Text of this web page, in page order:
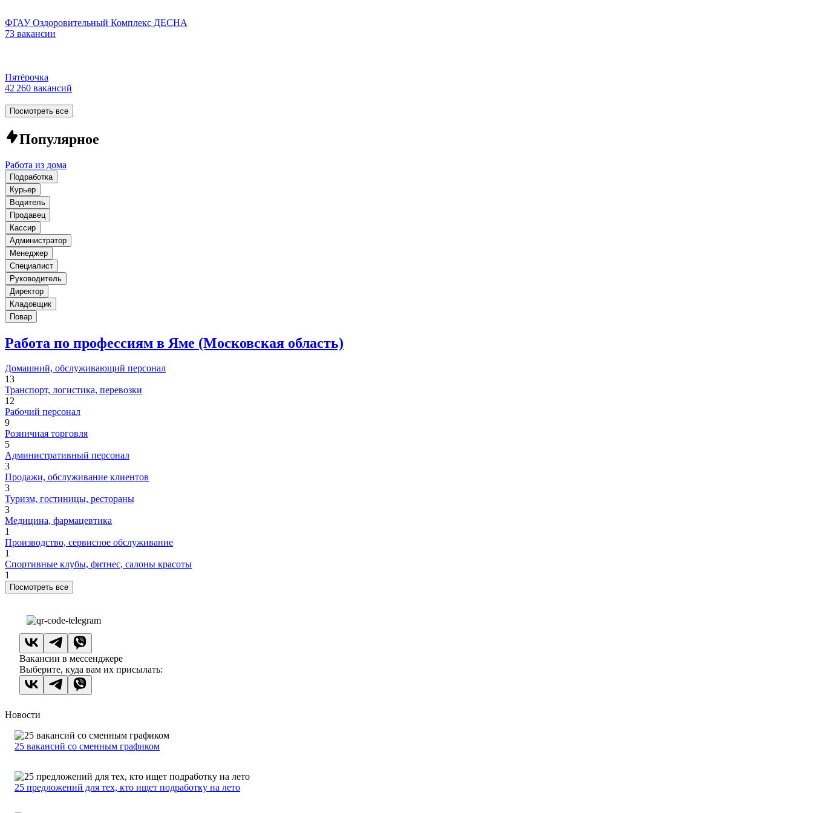
ФГАУ Оздоровительный Комплекс ДЕСНА
73 вакансии
Пятёрочка
42 260 вакансий
Посмотреть все
Популярное
Работа из дома
Подработка
Курьер
Водитель
Продавец
Кассир
Администратор
Менеджер
Специалист
Руководитель
Директор
Кладовщик
Повар
Работа по профессиям в Яме (Московская область)
Домашний, обслуживающий персонал
13
Транспорт, логистика, перевозки
12
Рабочий персонал
9
Розничная торговля
5
Административный персонал
3
Продажи, обслуживание клиентов
3
Туризм, гостиницы, рестораны
3
Медицина, фармацевтика
1
Производство, сервисное обслуживание
1
Спортивные клубы, фитнес, салоны красоты
1
Посмотреть все
Вакансии в мессенджере
Выберите, куда вам их присылать:
Новости
25 вакансий со сменным графиком
25 предложений для тех, кто ищет подработку на лето